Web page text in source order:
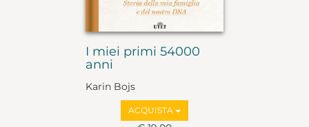
I miei primi 54000
anni
Karin Bojs
ACQUISTA